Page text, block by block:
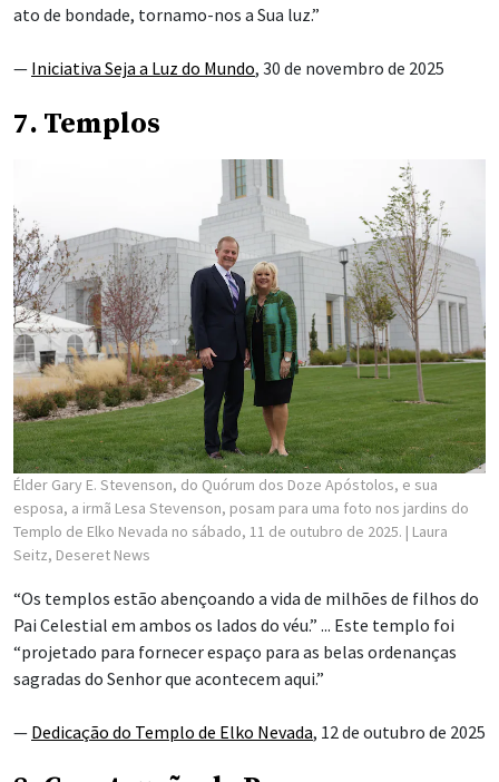
ato de bondade, tornamo-nos a Sua luz.”
— Iniciativa Seja a Luz do Mundo, 30 de novembro de 2025
7. Templos
Élder Gary E. Stevenson, do Quórum dos Doze Apóstolos, e sua
esposa, a irmã Lesa Stevenson, posam para uma foto nos jardins do
Templo de Elko Nevada no sábado, 11 de outubro de 2025. | Laura
Seitz, Deseret News
“Os templos estão abençoando a vida de milhões de filhos do
Pai Celestial em ambos os lados do véu.” ... Este templo foi
“projetado para fornecer espaço para as belas ordenanças
sagradas do Senhor que acontecem aqui.”
— Dedicação do Templo de Elko Nevada, 12 de outubro de 2025